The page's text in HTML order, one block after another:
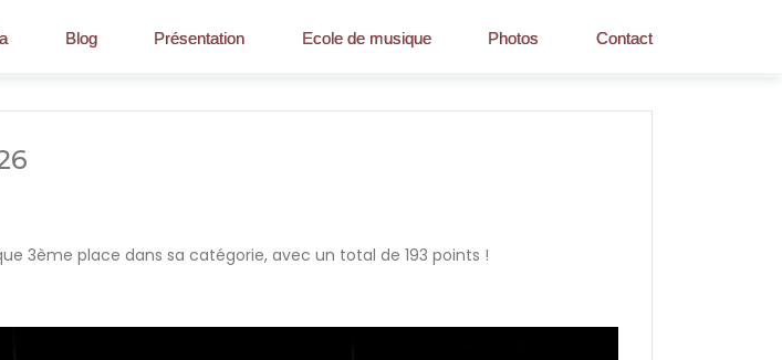
Blog Présentation Ecole de musique Photos Contact
3ème place dans sa catégorie, avec un total de 193 points !